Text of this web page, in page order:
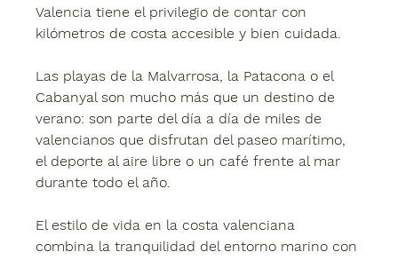
Valencia tiene el privilegio de contar con
kilómetros de costa accesible y bien cuidada.
Las playas de la Malvarrosa, la Patacona o el
Cabanyal son mucho más que un destino de
verano: son parte del día a día de miles de
valencianos que disfrutan del paseo marítimo,
el deporte al aire libre o un café frente al mar
durante todo el año.
El estilo de vida en la costa valenciana
combina la tranquilidad del entorno marino con